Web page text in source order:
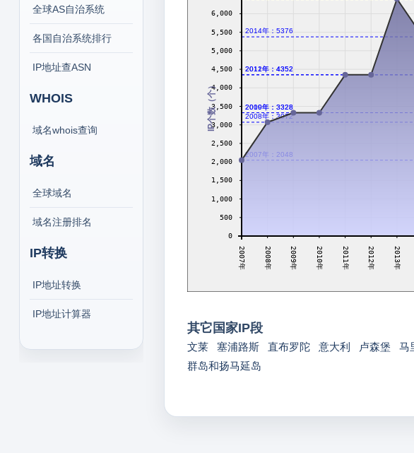
全球AS自治系统
各国自治系统排行
IP地址查ASN
WHOIS
域名whois查询
域名
全球域名
域名注册排名
IP转换
IP地址转换
IP地址计算器
2007年：2048
2008年：3072
2009年：3328
2010年：3328
2011年：4352
2012年：4352
2014年：5376
0
500
1,000
1,500
2,000
2,500
3,000
3,500
4,000
4,500
5,000
5,500
6,000
2007年 2008年 2009年 2010年 2011年 2012年 2013年
IP个数（个）
其它国家IP段
文莱 塞浦路斯 直布罗陀 意大利 卢森堡 马
群岛和扬马延岛